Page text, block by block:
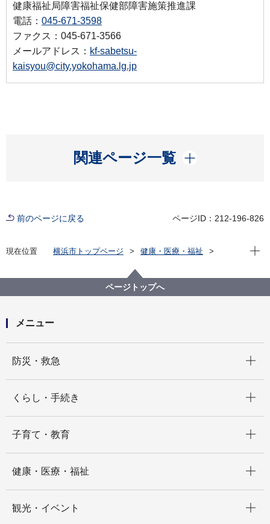
健康福祉局障害福祉保健部障害施策推進課
電話： 045-671-3598
ファクス：045-671-3566
メールアドレス： kf-sabetsu-
kaisyou@city.yokohama.lg.jp
関連ページ一覧
開く
前のページに戻る ページID：212-196-826
現在位置 横浜市トップページ
健康・医療・福祉
障害者差別解消法への対応
聴覚・平衡機能障害
（障害者差別事例5）聴覚・平衡機能障害 公共施設
現在
ページトップへ
メニュー
防災・救急
くらし・手続き
子育て・教育
健康・医療・福祉
観光・イベント